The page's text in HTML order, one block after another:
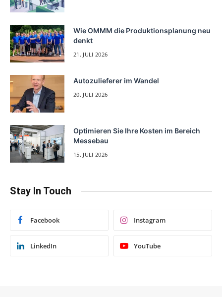
Wie OMMM die Produktionsplanung neu
denkt
21. JULI 2026
Autozulieferer im Wandel
20. JULI 2026
Optimieren Sie Ihre Kosten im Bereich
Messebau
15. JULI 2026
Stay In Touch
Facebook Instagram
LinkedIn YouTube